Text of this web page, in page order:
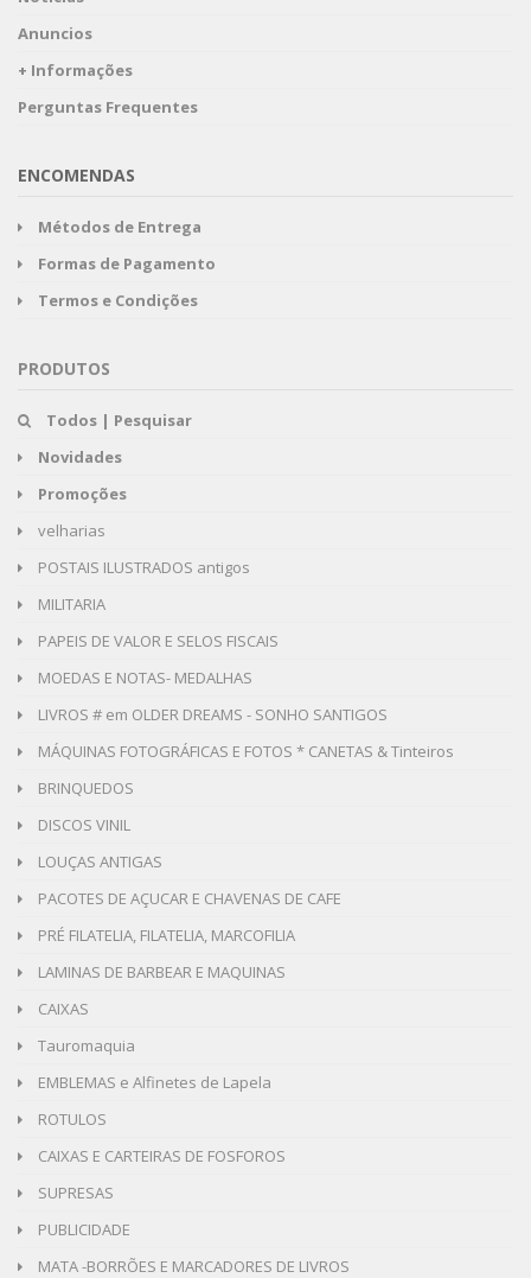
Anuncios
+ Informações
Perguntas Frequentes
ENCOMENDAS
Métodos de Entrega
Formas de Pagamento
Termos e Condições
PRODUTOS
Todos | Pesquisar
Novidades
Promoções
velharias
POSTAIS ILUSTRADOS antigos
MILITARIA
PAPEIS DE VALOR E SELOS FISCAIS
MOEDAS E NOTAS- MEDALHAS
LIVROS # em OLDER DREAMS - SONHO SANTIGOS
MÁQUINAS FOTOGRÁFICAS E FOTOS * CANETAS & Tinteiros
BRINQUEDOS
DISCOS VINIL
LOUÇAS ANTIGAS
PACOTES DE AÇUCAR E CHAVENAS DE CAFE
PRÉ FILATELIA, FILATELIA, MARCOFILIA
LAMINAS DE BARBEAR E MAQUINAS
CAIXAS
Tauromaquia
EMBLEMAS e Alfinetes de Lapela
ROTULOS
CAIXAS E CARTEIRAS DE FOSFOROS
SUPRESAS
PUBLICIDADE
MATA -BORRÕES E MARCADORES DE LIVROS